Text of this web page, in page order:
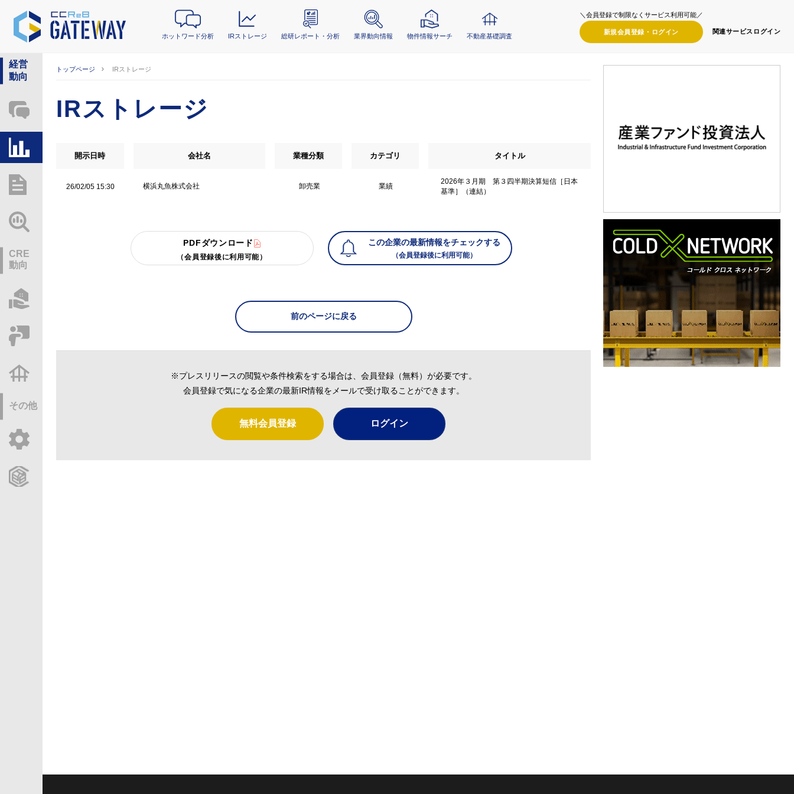
ホットワード分析 IRストレージ 総研レポート・分析 業界動向情報 物件情報サーチ 不動産基礎調査
＼会員登録で制限なくサービス利用可能／
新規会員登録・ ログイン 関連サービス ログイン
経営
動向
ホットワード分析
総研レポート・分析
CRE
動向
その他
トップページ IRストレージ
IRストレージ
開示日時 会社名 業種分類 カテゴリ タイトル
26/02/05 15:30 横浜丸魚株式会社 卸売業 業績
2026年３月期 第３四半期決算短信［日本
基準］（連結）
PDFダウンロード
（会員登録後に利用可能）
この企業の最新情報をチェックする
（会員登録後に利用可能）
前のページに戻る
※プレスリリースの閲覧や条件検索をする場合は、会員登録（無料）が必要です。
会員登録で気になる企業の最新IR情報をメールで受け取ることができます。
無料会員登録 ログイン